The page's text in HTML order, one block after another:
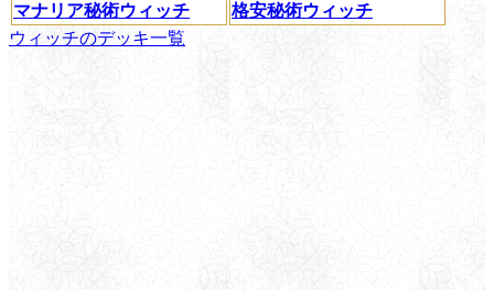
マナリア秘術ウィッチ
格安秘術ウィッチ
ウィッチのデッキ一覧